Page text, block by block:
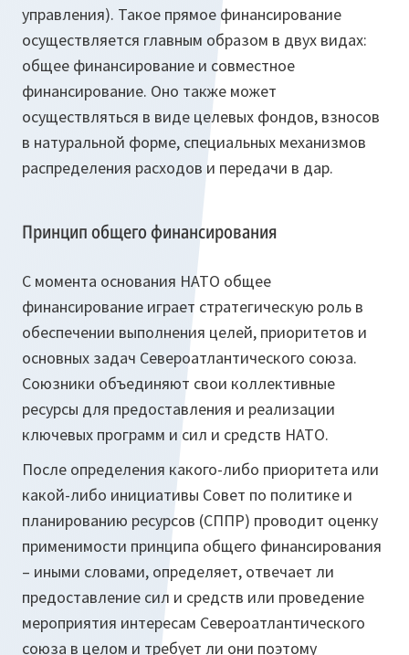
управления). Такое прямое финансирование
осуществляется главным образом в двух видах:
общее финансирование и совместное
финансирование. Оно также может
осуществляться в виде целевых фондов, взносов
в натуральной форме, специальных механизмов
распределения расходов и передачи в дар.
Принцип общего финансирования
С момента основания НАТО общее
финансирование играет стратегическую роль в
обеспечении выполнения целей, приоритетов и
основных задач Североатлантического союза.
Союзники объединяют свои коллективные
ресурсы для предоставления и реализации
ключевых программ и сил и средств НАТО.
После определения какого-либо приоритета или
какой-либо инициативы Совет по политике и
планированию ресурсов (СППР) проводит оценку
применимости принципа общего финансирования
– иными словами, определяет, отвечает ли
предоставление сил и средств или проведение
мероприятия интересам Североатлантического
союза в целом и требует ли они поэтому